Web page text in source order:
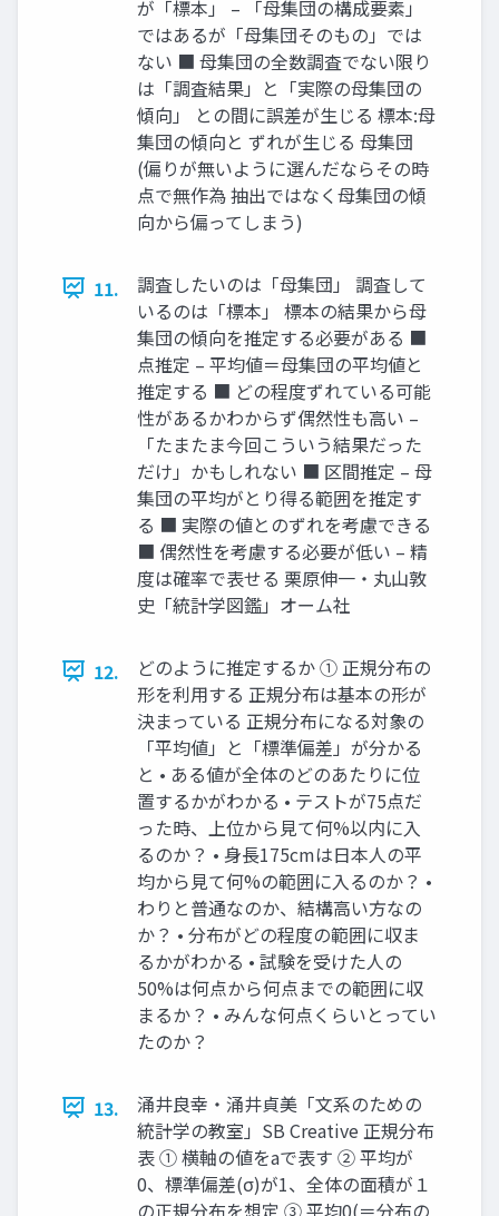
が「標本」 – 「母集団の構成要素」
ではあるが「母集団そのもの」では
ない ■ 母集団の全数調査でない限り
は「調査結果」と「実際の母集団の
傾向」 との間に誤差が生じる 標本:母
集団の傾向と ずれが生じる 母集団
(偏りが無いように選んだならその時
点で無作為 抽出ではなく母集団の傾
向から偏ってしまう)
11.
調査したいのは「母集団」 調査して
いるのは「標本」 標本の結果から母
集団の傾向を推定する必要がある ■
点推定 – 平均値＝母集団の平均値と
推定する ■ どの程度ずれている可能
性があるかわからず偶然性も高い –
「たまたま今回こういう結果だった
だけ」かもしれない ■ 区間推定 – 母
集団の平均がとり得る範囲を推定す
る ■ 実際の値とのずれを考慮できる
■ 偶然性を考慮する必要が低い – 精
度は確率で表せる 栗原伸一・丸山敦
史「統計学図鑑」オーム社
12.
どのように推定するか ① 正規分布の
形を利用する 正規分布は基本の形が
決まっている 正規分布になる対象の
「平均値」と「標準偏差」が分かる
と • ある値が全体のどのあたりに位
置するかがわかる • テストが75点だ
った時、上位から見て何%以内に入
るのか？ • 身長175cmは日本人の平
均から見て何%の範囲に入るのか？ •
わりと普通なのか、結構高い方なの
か？ • 分布がどの程度の範囲に収ま
るかがわかる • 試験を受けた人の
50%は何点から何点までの範囲に収
まるか？ • みんな何点くらいとってい
たのか？
13.
涌井良幸・涌井貞美「文系のための
統計学の教室」SB Creative 正規分布
表 ① 横軸の値をaで表す ② 平均が
0、標準偏差(σ)が1、全体の面積が１
の正規分布を想定 ③ 平均0(＝分布の